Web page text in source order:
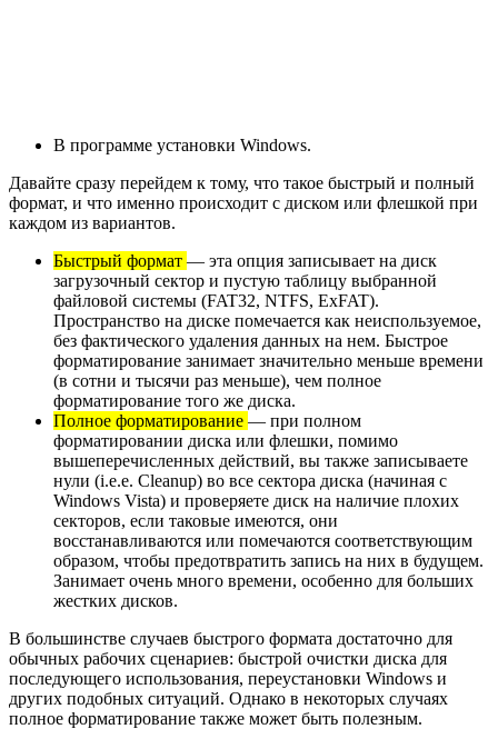
В программе установки Windows.
Давайте сразу перейдем к тому, что такое быстрый и полный
формат, и что именно происходит с диском или флешкой при
каждом из вариантов.
Быстрый формат — эта опция записывает на диск
загрузочный сектор и пустую таблицу выбранной
файловой системы (FAT32, NTFS, ExFAT).
Пространство на диске помечается как неиспользуемое,
без фактического удаления данных на нем. Быстрое
форматирование занимает значительно меньше времени
(в сотни и тысячи раз меньше), чем полное
форматирование того же диска.
Полное форматирование — при полном
форматировании диска или флешки, помимо
вышеперечисленных действий, вы также записываете
нули (i.e.е. Cleanup) во все сектора диска (начиная с
Windows Vista) и проверяете диск на наличие плохих
секторов, если таковые имеются, они
восстанавливаются или помечаются соответствующим
образом, чтобы предотвратить запись на них в будущем.
Занимает очень много времени, особенно для больших
жестких дисков.
В большинстве случаев быстрого формата достаточно для
обычных рабочих сценариев: быстрой очистки диска для
последующего использования, переустановки Windows и
других подобных ситуаций. Однако в некоторых случаях
полное форматирование также может быть полезным.